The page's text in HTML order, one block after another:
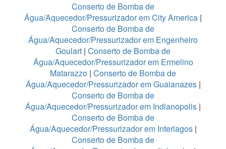
Conserto de Bomba de
Água/Aquecedor/Pressurizador em City America |
Conserto de Bomba de
Água/Aquecedor/Pressurizador em Engenheiro
Goulart | Conserto de Bomba de
Água/Aquecedor/Pressurizador em Ermelino
Matarazzo | Conserto de Bomba de
Água/Aquecedor/Pressurizador em Guaianazes|
Conserto de Bomba de
Água/Aquecedor/Pressurizador em Indianopolis |
Conserto de Bomba de
Água/Aquecedor/Pressurizador em Interlagos|
Conserto de Bomba de